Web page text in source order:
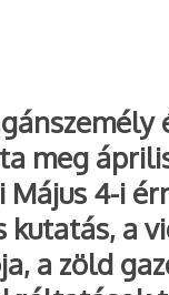
meg
Május 4-i
kutatás, a
a zöld